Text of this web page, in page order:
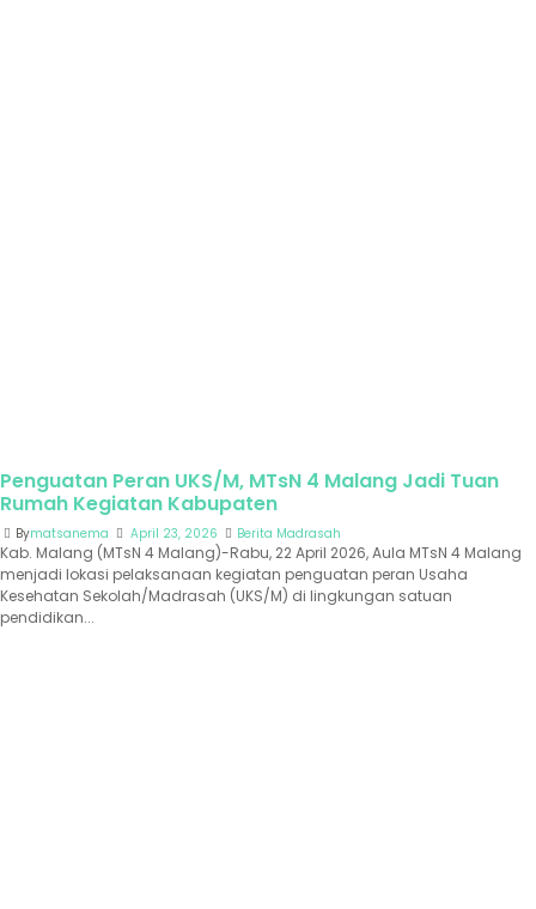
Penguatan Peran UKS/M, MTsN 4 Malang Jadi Tuan
Rumah Kegiatan Kabupaten
Bymatsanema April 23, 2026 Berita Madrasah
Kab. Malang (MTsN 4 Malang)-Rabu, 22 April 2026, Aula MTsN 4 Malang
menjadi lokasi pelaksanaan kegiatan penguatan peran Usaha
Kesehatan Sekolah/Madrasah (UKS/M) di lingkungan satuan
pendidikan...